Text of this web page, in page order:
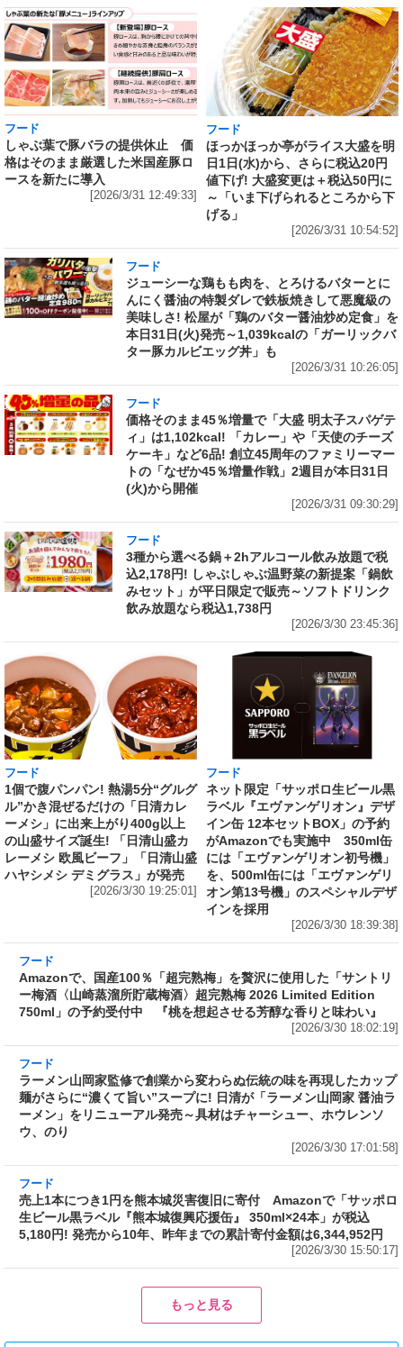
フード
しゃぶ葉で豚バラの提供休止 価
格はそのまま厳選した米国産豚ロ
ースを新たに導入
[2026/3/31 12:49:33]
フード
ほっかほっか亭がライス大盛を明
日1日(水)から、さらに税込20円
値下げ! 大盛変更は＋税込50円に
～「いま下げられるところから下
げる」
[2026/3/31 10:54:52]
フード
ジューシーな鶏もも肉を、とろけるバターとに
んにく醤油の特製ダレで鉄板焼きして悪魔級の
美味しさ! 松屋が「鶏のバター醤油炒め定食」を
本日31日(火)発売～1,039kcalの「ガーリックバ
ター豚カルビエッグ丼」も
[2026/3/31 10:26:05]
フード
価格そのまま45％増量で「大盛 明太子スパゲテ
ィ」は1,102kcal! 「カレー」や「天使のチーズ
ケーキ」など6品! 創立45周年のファミリーマー
トの「なぜか45％増量作戦」2週目が本日31日
(火)から開催
[2026/3/31 09:30:29]
フード
3種から選べる鍋＋2hアルコール飲み放題で税
込2,178円! しゃぶしゃぶ温野菜の新提案「鍋飲
みセット」が平日限定で販売～ソフトドリンク
飲み放題なら税込1,738円
[2026/3/30 23:45:36]
フード
1個で腹パンパン! 熱湯5分“グルグ
ル”かき混ぜるだけの「日清カレ
ーメシ」に出来上がり400g以上
の山盛サイズ誕生! 「日清山盛カ
レーメシ 欧風ビーフ」「日清山盛
ハヤシメシ デミグラス」が発売
[2026/3/30 19:25:01]
フード
ネット限定「サッポロ生ビール黒
ラベル『エヴァンゲリオン』デザ
イン缶 12本セットBOX」の予約
がAmazonでも実施中 350ml缶
には「エヴァンゲリオン初号機」
を、500ml缶には「エヴァンゲリ
オン第13号機」のスペシャルデザ
インを採用
[2026/3/30 18:39:38]
Amazonで、国産100％「超完熟梅」を贅沢に使
用した「サントリー梅酒〈山崎蒸溜所貯蔵梅
酒〉超完熟梅 2026 Limited Edition 750ml」の
予約受付中 『桃を想起させる芳醇な香りと味
わい』
フード
ラーメン山岡家監修で創業から変わらぬ伝統の
ープに! 日清が「ラーメン山岡家 醤油ラーメ
ン」をリニューアル発売～具材はチャーシュ
[2026/3/30 17:01:58]
フード
売上1本につき1円を熊本城災害復旧に寄付
Amazonで「サッポロ生ビール黒ラベル『熊本
城復興応援缶』 350ml×24本」が税込5,180円!
発売から10年、昨年までの累計寄付金額は
6,344,952円